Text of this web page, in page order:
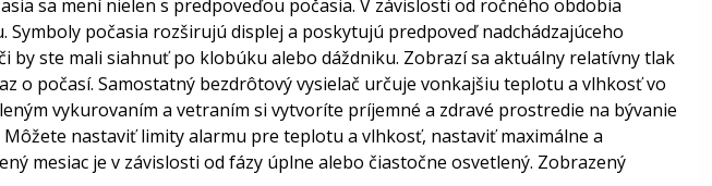
sa mení nielen s predpoveďou počasia. V závislosti od ročného obdobia
počasia rozširujú displej a poskytujú predpoveď nadchádzajúceho
ste mali siahnuť po klobúku alebo dáždniku. Zobrazí sa aktuálny relatívny tlak
o počasí. Samostatný bezdrôtový vysielač určuje vonkajšiu teplotu a vlhkosť vo
vykurovaním a vetraním si vytvoríte príjemné a zdravé prostredie na bývanie
nastaviť limity alarmu pre teplotu a vlhkosť, nastaviť maximálne a
mesiac je v závislosti od fázy úplne alebo čiastočne osvetlený. Zobrazený